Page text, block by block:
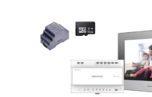
hvězdiček.